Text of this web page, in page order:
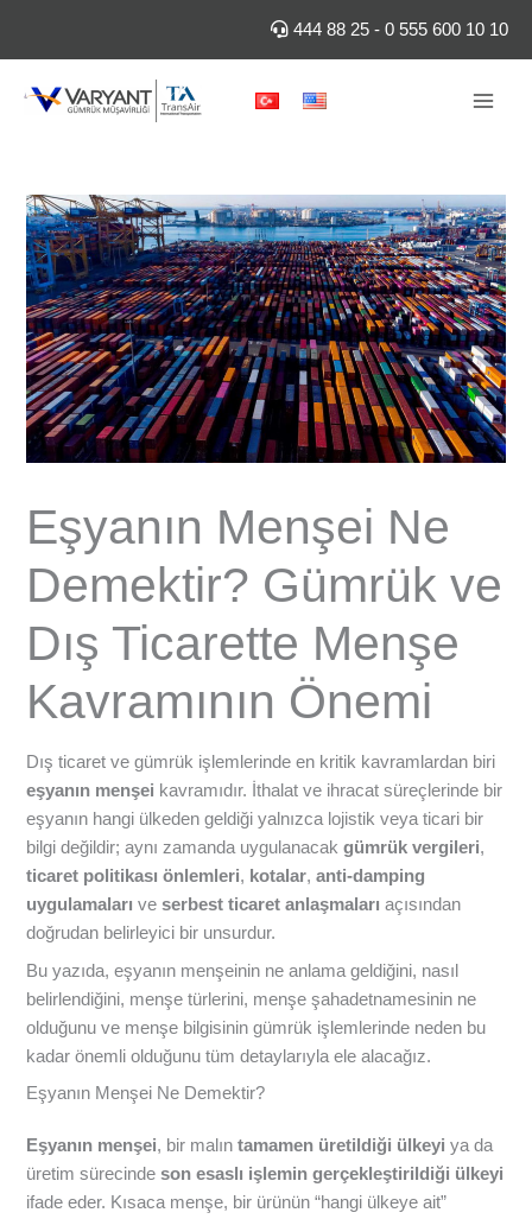
444 88 25 - 0 555 600 10 10
Eşyanın Menşei Ne
Demektir? Gümrük ve
Dış Ticarette Menşe
Kavramının Önemi
Dış ticaret ve gümrük işlemlerinde en kritik kavramlardan biri
eşyanın menşei kavramıdır. İthalat ve ihracat süreçlerinde bir
eşyanın hangi ülkeden geldiği yalnızca lojistik veya ticari bir
bilgi değildir; aynı zamanda uygulanacakgümrük vergileri,
ticaret politikası önlemleri, kotalar,anti-damping
uygulamaları veserbest ticaret anlaşmaları açısından
doğrudan belirleyici bir unsurdur.
Bu yazıda, eşyanın menşeinin ne anlama geldiğini, nasıl
belirlendiğini, menşe türlerini, menşe şahadetnamesinin ne
olduğunu ve menşe bilgisinin gümrük işlemlerinde neden bu
kadar önemli olduğunu tüm detaylarıyla ele alacağız.
Eşyanın Menşei Ne Demektir?
Eşyanın menşei, bir malıntamamen üretildiği ülkeyi ya da
üretim sürecindeson esaslı işlemin gerçekleştirildiği ülkeyi
ifade eder. Kısaca menşe, bir ürünün “hangi ülkeye ait”